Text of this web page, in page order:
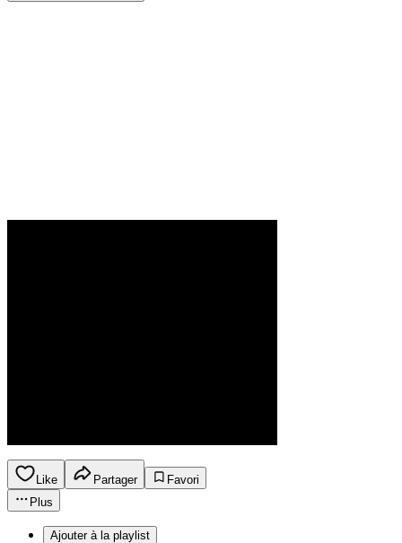
Like Partager
Favori
Plus
Ajouter à la playlist